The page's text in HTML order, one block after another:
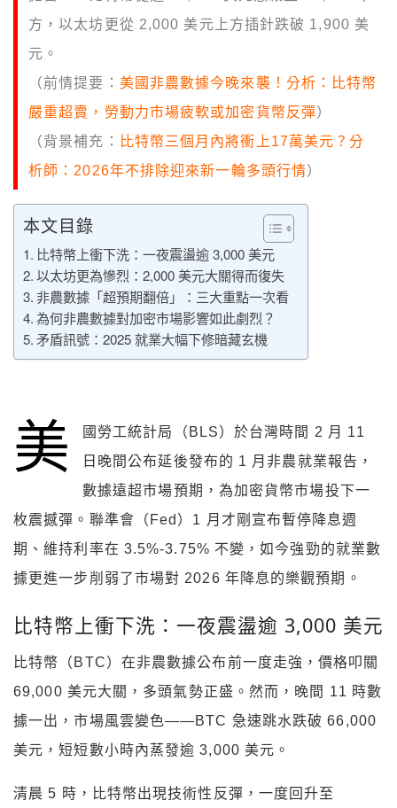
方，以太坊更從 2,000 美元上方插針跌破 1,900 美
元。
（前情提要： 美國非農數據今晚來襲！分析：比特幣
嚴重超賣，勞動力市場疲軟或加密貨幣反彈）
（背景補充：
比特幣三個月內將衝上17萬美元？分
析師：2026年不排除迎來新一輪多頭行情）
本文目錄
比特幣上衝下洗：一夜震盪逾 3,000 美元
以太坊更為慘烈：2,000 美元大關得而復失
非農數據「超預期翻倍」：三大重點一次看
為何非農數據對加密市場影響如此劇烈？
矛盾訊號：2025 就業大幅下修暗藏玄機
美
國勞工統計局（BLS）於台灣時間 2 月 11
日晚間公布延後發布的 1 月非農就業報告，
數據遠超市場預期，為加密貨幣市場投下一
枚震撼彈。聯準會（Fed）1 月才剛宣布暫停降息週
期、維持利率在 3.5%-3.75% 不變，如今強勁的就業數
據更進一步削弱了市場對 2026 年降息的樂觀預期。
比特幣上衝下洗：一夜震盪逾 3,000 美元
比特幣（BTC）在非農數據公布前一度走強，價格叩關
69,000 美元大關，多頭氣勢正盛。然而，晚間 11 時數
據一出，市場風雲變色——BTC 急速跳水跌破 66,000
美元，短短數小時內蒸發逾 3,000 美元。
清晨 5 時，比特幣出現技術性反彈，一度回升至